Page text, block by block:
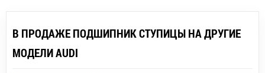
В ПРОДАЖЕ ПОДШИПНИК СТУПИЦЫ НА ДРУГИЕ
МОДЕЛИ AUDI